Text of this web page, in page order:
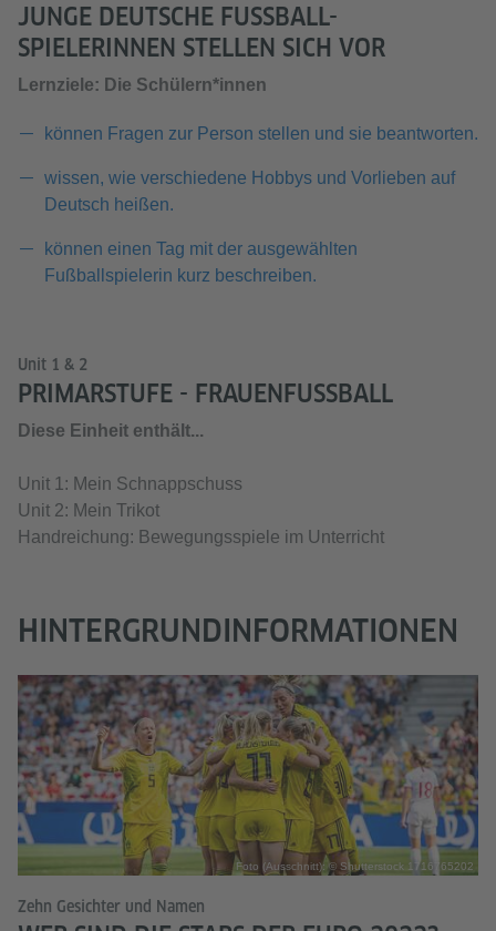
JUNGE DEUTSCHE FUSSBALL-S
PIELERINNEN STELLEN SICH VOR
Lernziele: Die Schülern*innen
können Fragen zur Person stellen und sie beantworten.
wissen, wie verschiedene Hobbys und Vorlieben auf
Deutsch heißen.
können einen Tag mit der ausgewählten
Fußballspielerin kurz beschreiben.
Unit 1 & 2
PRIMARSTUFE - FRAUENFUSSBALL
Diese Einheit enthält...
Unit 1: Mein Schnappschuss
Unit 2: Mein Trikot
Handreichung: Bewegungsspiele im Unterricht
HINTERGRUNDINFORMATIONEN
Foto (Ausschnitt): © Shutterstock 1716765202
Zehn Gesichter und Namen